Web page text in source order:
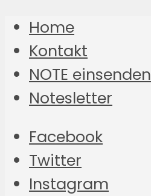
Home
Kontakt
NOTE einsenden
Notesletter
Facebook
Twitter
Instagram